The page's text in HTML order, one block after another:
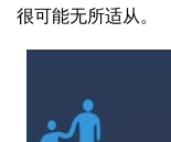
很可能无所适从。